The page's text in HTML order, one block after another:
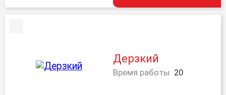
Дерзкий
Время работы 20